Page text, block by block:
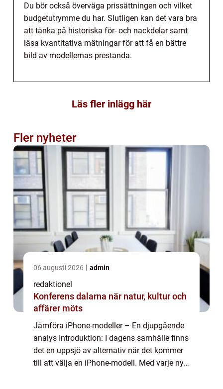
Du bör också överväga prissättningen och vilket
budgetutrymme du har. Slutligen kan det vara bra
att tänka på historiska för- och nackdelar samt
läsa kvantitativa mätningar för att få en bättre
bild av modellernas prestanda.
Läs fler inlägg här
Fler nyheter
06 augusti 2026 admin
redaktionel
Konferens dalarna när natur, kultur och
affärer möts
Jämföra iPhone-modeller – En djupgående
analys Introduktion: I dagens samhälle finns
det en uppsjö av alternativ när det kommer
till att välja en iPhone-modell. Med varje ny